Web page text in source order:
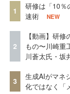
1
研修は「10
速術
NEW
2
【動画】研
もの〜川崎重
川蒼太氏・坂
3
生成AIがマネ
化ではなく「